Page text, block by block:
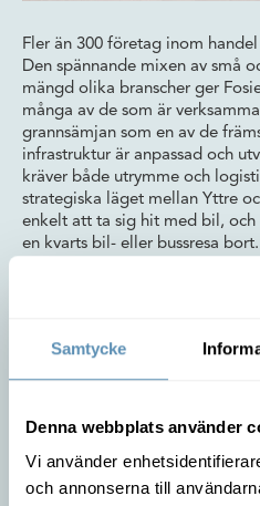
Samtycke
Denna webbplats använder
Vi använder
och annonserna till
Fler än 300 företag inom
Den spännande mixen av små
mängd olika branscher ger
många av de som är
grannsämjan som en av de
infrastruktur är anpassad och
kräver både utrymme och
strategiska läget mellan Yttre
enkelt att ta sig hit med bil,
en kvarts bil- eller bussresa bort.